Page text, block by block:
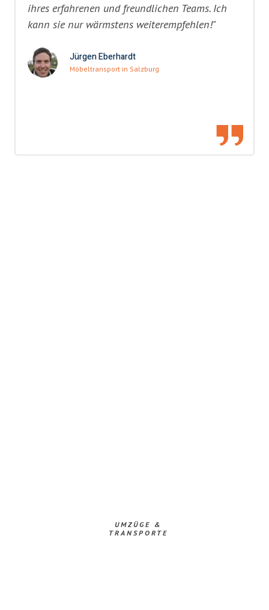
ihres erfahrenen und freundlichen Teams. Ich
kann sie nur wärmstens weiterempfehlen!"
Jürgen Eberhardt
Möbeltransport in Salzburg
UMZÜGE &
TRANSPORTE